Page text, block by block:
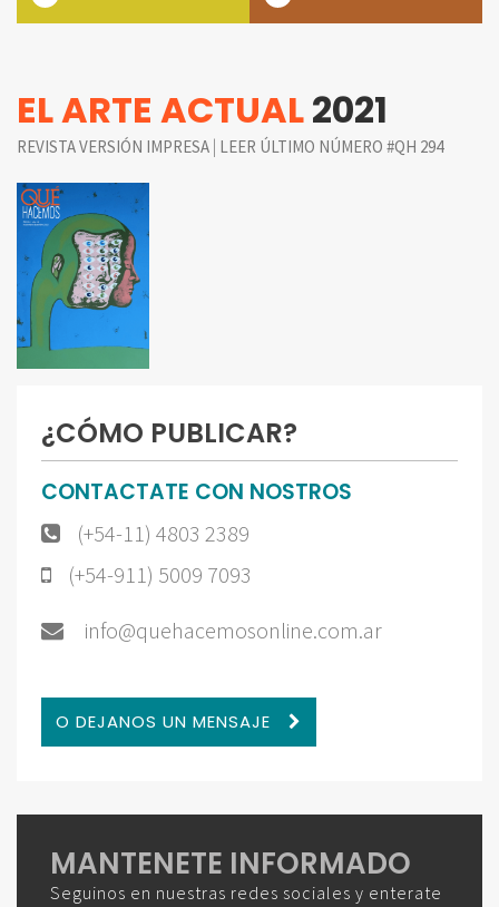
EL ARTE ACTUAL2021
REVISTA VERSIÓN IMPRESA | LEER ÚLTIMO NÚMERO #QH 294
¿CÓMO PUBLICAR?
CONTACTATE CON NOSTROS
(+54-11) 4803 2389
(+54-911) 5009 7093
info@quehacemosonline.com.ar
O DEJANOS UN MENSAJE
MANTENETE INFORMADO
Seguinos en nuestras redes sociales y enterate